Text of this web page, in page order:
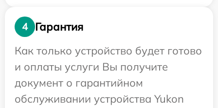
4
Гарантия
Как только устройство будет готово
и оплаты услуги Вы получите
документ о гарантийном
обслуживании устройства Yukon